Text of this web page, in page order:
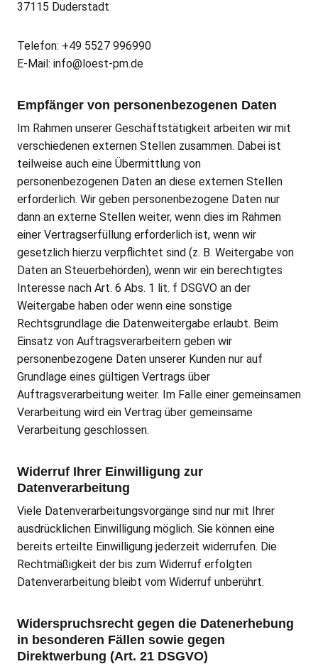
37115 Duderstadt
Telefon: +49 5527 996990
E-Mail: info@loest-pm.de
Empfänger von personenbezogenen Daten
Im Rahmen unserer Geschäftstätigkeit arbeiten wir mit
verschiedenen externen Stellen zusammen. Dabei ist
teilweise auch eine Übermittlung von
personenbezogenen Daten an diese externen Stellen
erforderlich. Wir geben personenbezogene Daten nur
dann an externe Stellen weiter, wenn dies im Rahmen
einer Vertragserfüllung erforderlich ist, wenn wir
gesetzlich hierzu verpflichtet sind (z. B. Weitergabe von
Daten an Steuerbehörden), wenn wir ein berechtigtes
Interesse nach Art. 6 Abs. 1 lit. f DSGVO an der
Weitergabe haben oder wenn eine sonstige
Rechtsgrundlage die Datenweitergabe erlaubt. Beim
Einsatz von Auftragsverarbeitern geben wir
personenbezogene Daten unserer Kunden nur auf
Grundlage eines gültigen Vertrags über
Auftragsverarbeitung weiter. Im Falle einer gemeinsamen
Verarbeitung wird ein Vertrag über gemeinsame
Verarbeitung geschlossen.
Widerruf Ihrer Einwilligung zur
Datenverarbeitung
Viele Datenverarbeitungsvorgänge sind nur mit Ihrer
ausdrücklichen Einwilligung möglich. Sie können eine
bereits erteilte Einwilligung jederzeit widerrufen. Die
Rechtmäßigkeit der bis zum Widerruf erfolgten
Datenverarbeitung bleibt vom Widerruf unberührt.
Widerspruchsrecht gegen die Datenerhebung
in besonderen Fällen sowie gegen
Direktwerbung (Art. 21 DSGVO)